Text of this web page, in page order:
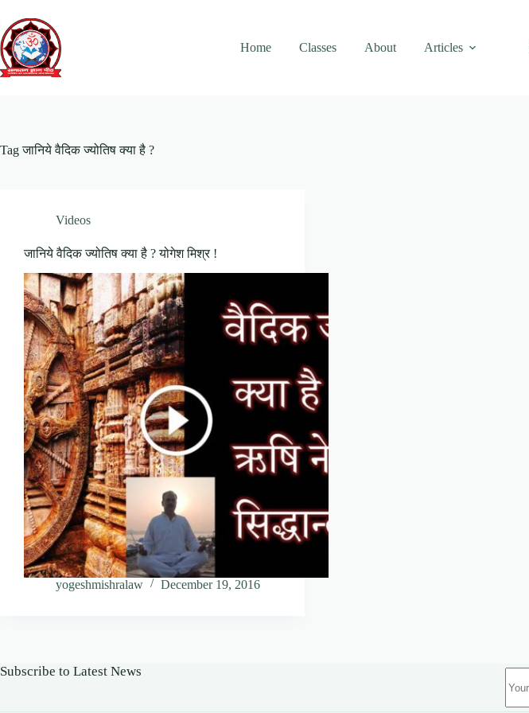
content
Home
Classes About Articles
Tagजानिये वैदिक ज्योतिष क्या है ?
Videos
जानिये वैदिक ज्योतिष क्या है ? योगेश मिश्र !
yogeshmishralaw December 19, 2016
Subscribe to Latest News